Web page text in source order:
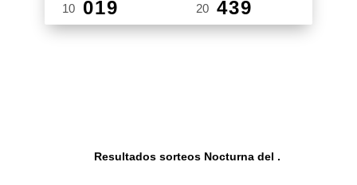
10 019 20 439
Resultados sorteos Nocturna del .